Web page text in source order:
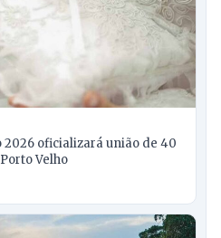
oficializará união de 40
Velho